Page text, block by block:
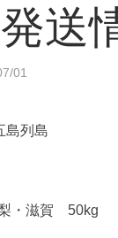
送
01
島列島
・滋賀 50kg